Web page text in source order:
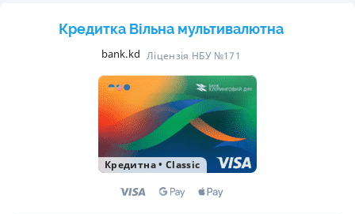
Кредитка Вільна мультивалютна
bank.kd Ліцензія НБУ №171
Кредитна• Classic